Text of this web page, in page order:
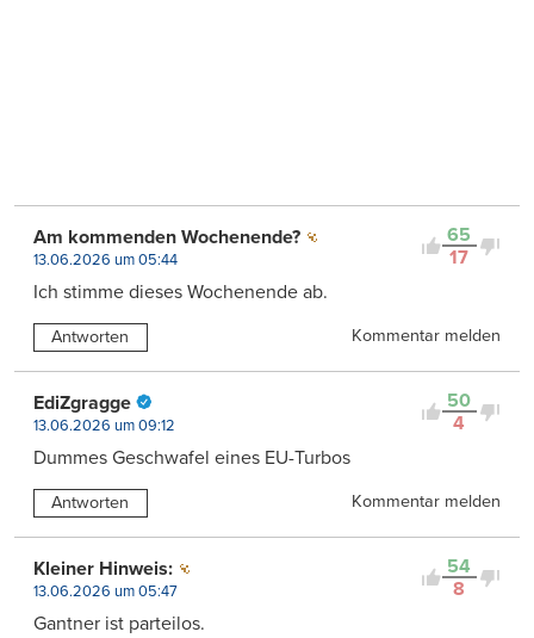
65
17
Am kommenden Wochenende?
13.06.2026 um 05:44
Ich stimme dieses Wochenende ab.
Antworten Kommentar melden
50
4
EdiZgragge
13.06.2026 um 09:12
Dummes Geschwafel eines EU-Turbos
Antworten Kommentar melden
54
8
Kleiner Hinweis:
13.06.2026 um 05:47
Gantner ist parteilos.